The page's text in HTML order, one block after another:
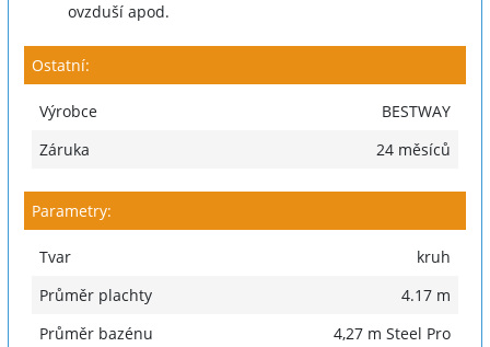
ovzduší apod.
Ostatní:
Výrobce
BESTWAY
Záruka
24 měsíců
Parametry:
Tvar
kruh
Průměr plachty
4.17 m
Průměr bazénu
4,27 m Steel Pro